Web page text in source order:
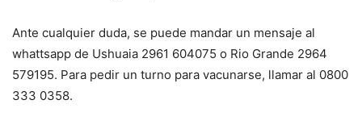
Ante cualquier duda, se puede mandar un mensaje al
whattsapp de Ushuaia 2961 604075 o Rio Grande 2964
579195. Para pedir un turno para vacunarse, llamar al 0800
333 0358.